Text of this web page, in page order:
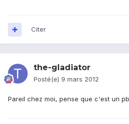
Citer
the-gladiator
Posté(e) 9 mars 2012
Pareil chez moi, pense que c'est un